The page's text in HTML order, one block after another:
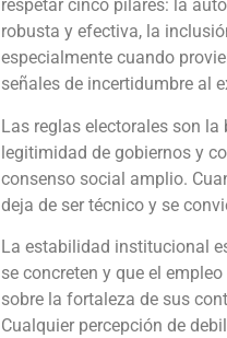
respetar cinco pilares: la
robusta y efectiva, la
especialmente cuando
señales de incertidumbre al
Las reglas electorales son
legitimidad de gobiernos y
consenso social amplio.
deja de ser técnico y se
La estabilidad institucional
se concreten y que el
sobre la fortaleza de sus
Cualquier percepción de